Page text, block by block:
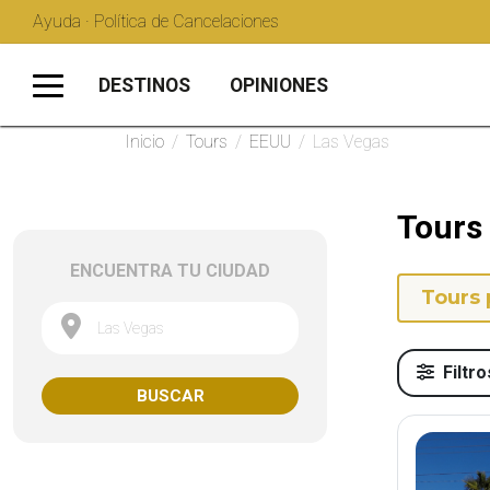
Ayuda · Política de Cancelaciones
DESTINOS OPINIONES
Inicio / Tours / EEUU / Las Vegas
ENCUENTRA TU CIUDAD
Las Vegas
BUSCAR
Tours
Tours